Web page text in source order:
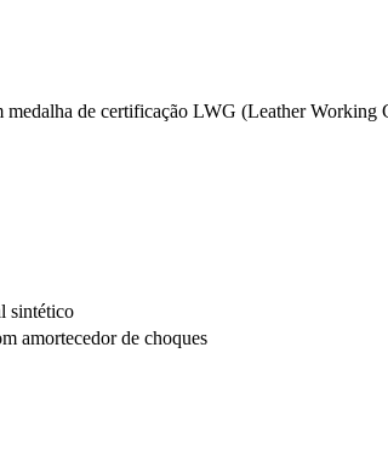
medalha de certificação LWG (Leather
sintético
amortecedor de choques